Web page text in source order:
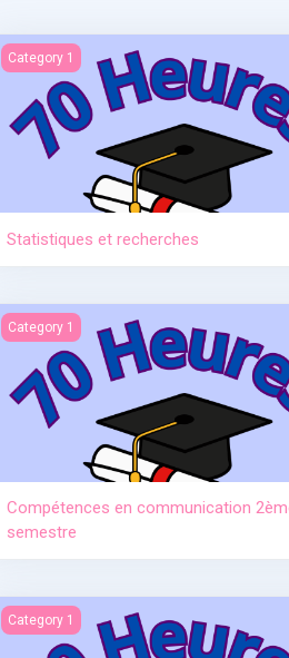
Statistiques et recherches
Category 1
Statistiques et recherches
Compétences en communication 2ème
Category 1
Compétences en communication
semestre
L'allaitement au fil du temps (de la
Category 1